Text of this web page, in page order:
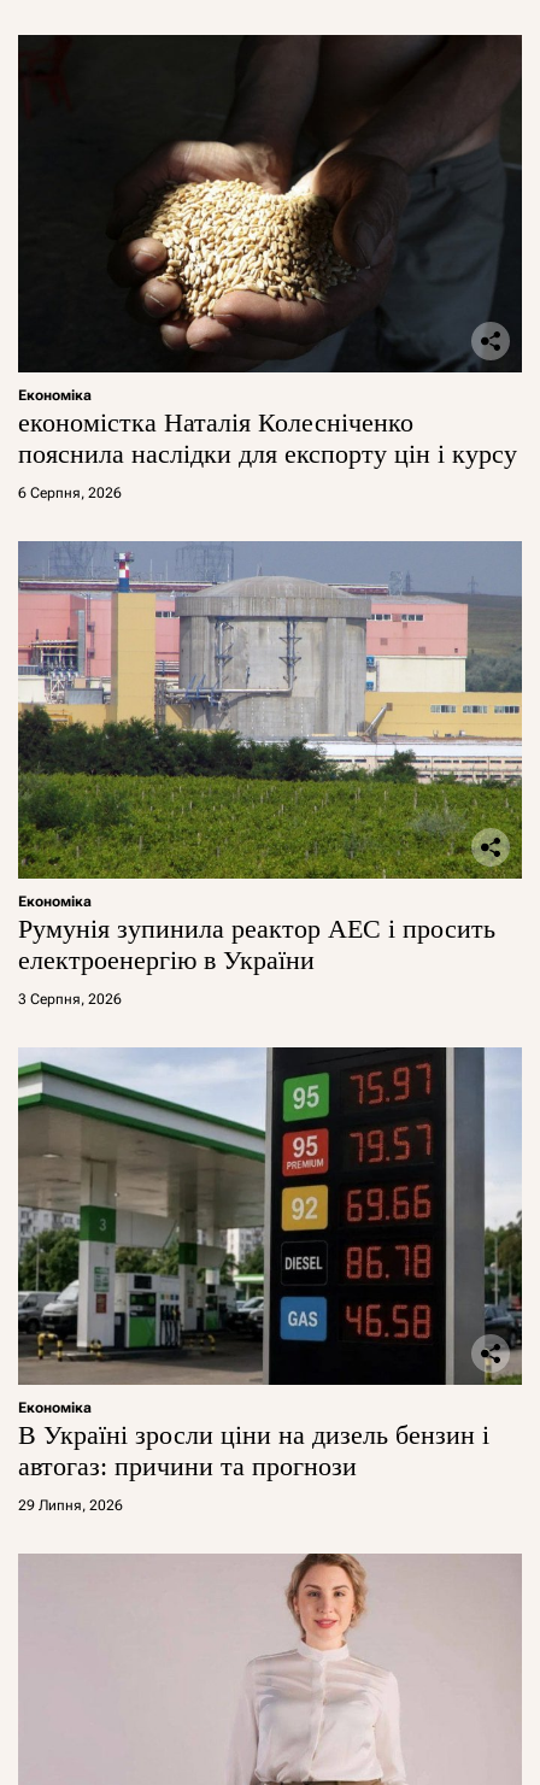
Економіка
економістка Наталія Колесніченко
пояснила наслідки для експорту цін і курсу
6 Серпня, 2026
Економіка
Румунія зупинила реактор АЕС і просить
електроенергію в України
3 Серпня, 2026
Економіка
В Україні зросли ціни на дизель бензин і
автогаз: причини та прогнози
29 Липня, 2026